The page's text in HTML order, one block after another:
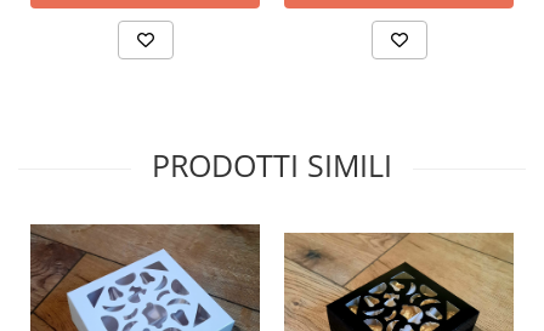
PRODOTTI SIMILI